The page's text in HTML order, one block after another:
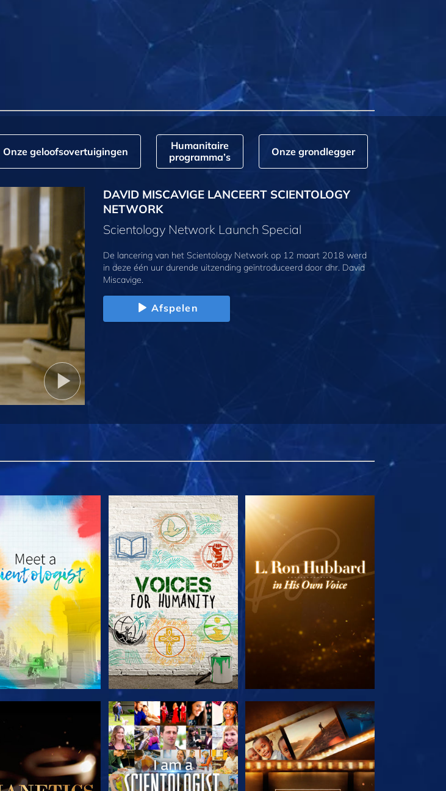
Onze geloofs­overtuigingen
Humanitaire
programma’s
Onze grondlegger
DAVID MISCAVIGE LANCEERT SCIENTOLOGY
NETWORK
Scientology Network Launch Special
De lancering van het Scientology Network op 12 maart 2018 werd
in deze één uur durende uitzending geïntroduceerd door dhr. David
Miscavige.
Afspelen
VERKEN DE SERIE VERKEN DE SERIE VERKEN DE SERIE